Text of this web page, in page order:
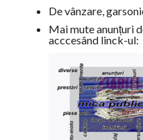
De vânzare,
Mai mute anunțuri
acccesând linck-ul: